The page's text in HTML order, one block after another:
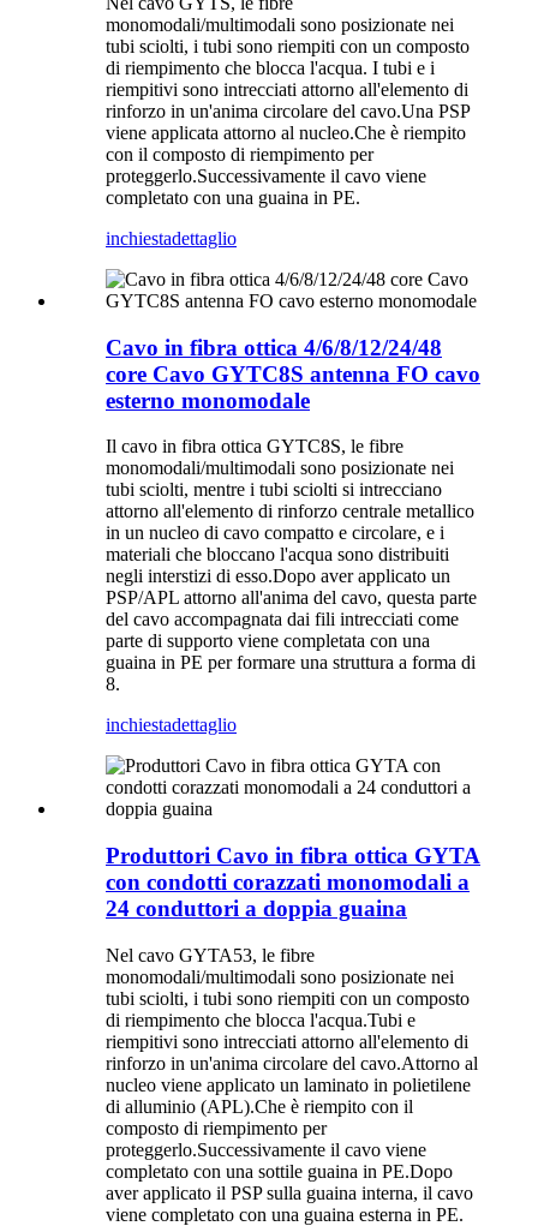
monomodali/multimodali sono posizionate nei
tubi sciolti, i tubi sono riempiti con un composto
di riempimento che blocca l'acqua. I tubi e i
riempitivi sono intrecciati attorno all'elemento di
rinforzo in un'anima circolare del cavo.Una PSP
viene applicata attorno al nucleo.Che è riempito
con il composto di riempimento per
proteggerlo.Successivamente il cavo viene
completato con una guaina in PE.
inchiestadettaglio
Cavo in fibra ottica 4/6/8/12/24/48
core Cavo GYTC8S antenna FO cavo
esterno monomodale
Il cavo in fibra ottica GYTC8S, le fibre
monomodali/multimodali sono posizionate nei
tubi sciolti, mentre i tubi sciolti si intrecciano
attorno all'elemento di rinforzo centrale metallico
in un nucleo di cavo compatto e circolare, e i
materiali che bloccano l'acqua sono distribuiti
negli interstizi di esso.Dopo aver applicato un
PSP/APL attorno all'anima del cavo, questa parte
del cavo accompagnata dai fili intrecciati come
parte di supporto viene completata con una
guaina in PE per formare una struttura a forma di
8.
inchiestadettaglio
Produttori Cavo in fibra ottica GYTA
con condotti corazzati monomodali a
24 conduttori a doppia guaina
Nel cavo GYTA53, le fibre
monomodali/multimodali sono posizionate nei
tubi sciolti, i tubi sono riempiti con un composto
di riempimento che blocca l'acqua.Tubi e
riempitivi sono intrecciati attorno all'elemento di
rinforzo in un'anima circolare del cavo.Attorno al
nucleo viene applicato un laminato in polietilene
di alluminio (APL).Che è riempito con il
composto di riempimento per
proteggerlo.Successivamente il cavo viene
completato con una sottile guaina in PE.Dopo
aver applicato il PSP sulla guaina interna, il cavo
viene completato con una guaina esterna in PE.